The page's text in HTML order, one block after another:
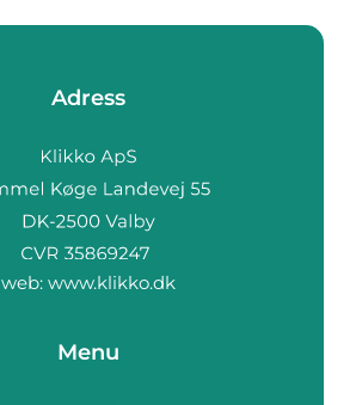
Adress
web: www.klikko.dk
Menu